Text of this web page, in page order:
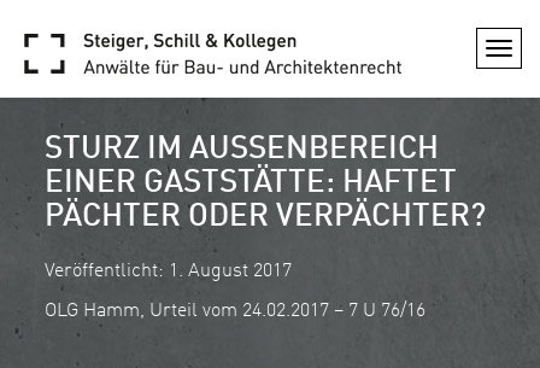
STURZ IM AUSSENBEREICH E
INER GASTSTÄTTE: HAFTET P
ÄCHTER ODER VERPÄCHTER?
Veröffentlicht: 1. August 2017
OLG Hamm, Urteil vom 24.02.2017 – 7 U 76/16